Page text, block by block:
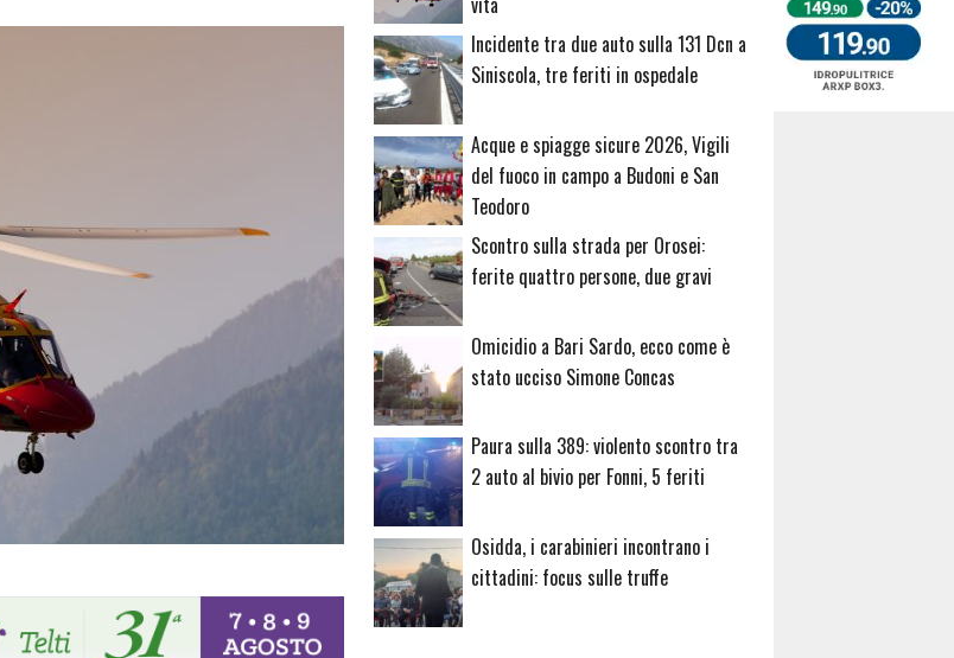
Incidente tra due auto sulla 131 Dcn a
Siniscola, tre feriti in ospedale
Acque e spiagge sicure 2026, Vigili
del fuoco in campo a Budoni e San
Teodoro
Scontro sulla strada per Orosei:
ferite quattro persone, due gravi
Omicidio a Bari Sardo, ecco come è
stato ucciso Simone Concas
Paura sulla 389: violento scontro tra
2 auto al bivio per Fonni, 5 feriti
Osidda, i carabinieri incontrano i
cittadini: focus sulle truffe